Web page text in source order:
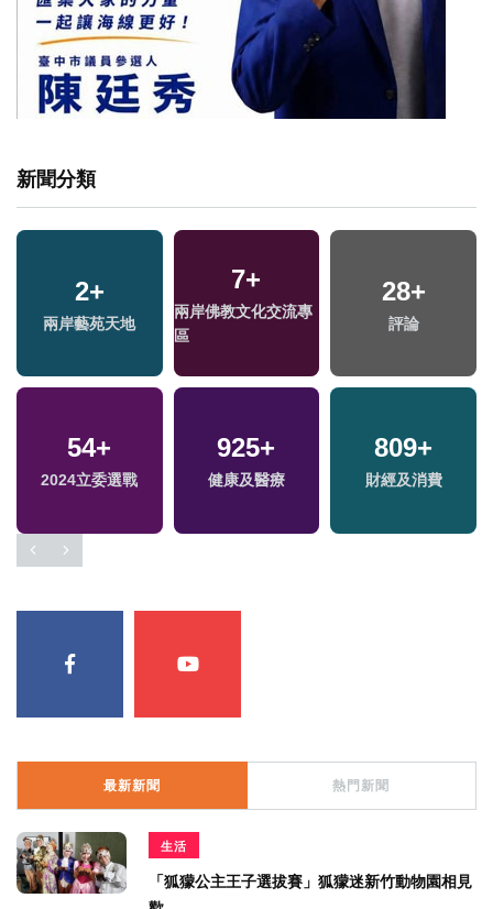
新聞分類
2+
兩岸藝苑天地
7+
兩岸佛教文化交流專
區
28+
評論
54+
2024立委選戰
925+
健康及醫療
809+
財經及消費
最新新聞 熱門新聞
生活
「狐獴公主王子選拔賽」狐獴迷新竹動物園相見